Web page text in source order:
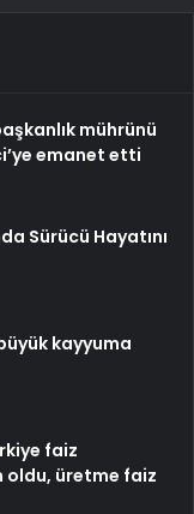
mührünü
emanet etti
Sürücü Hayatını
kayyuma
faiz
oldu, üretme faiz